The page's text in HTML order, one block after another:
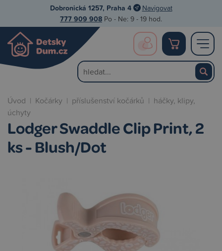
Dobronická 1257, Praha 4 Navigovat
777 909 908 Po - Ne: 9 - 19 hod.
Úvod | Kočárky | příslušenství kočárků | háčky, klipy,
úchyty
Lodger Swaddle Clip Print, 2
ks - Blush/Dot